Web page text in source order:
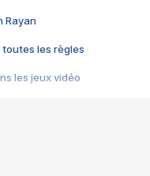
Rayan
toutes les règles
les jeux vidéo